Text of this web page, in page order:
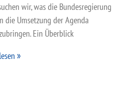
wir, was die Bundesregierung
die Umsetzung der Agenda
Ein Überblick